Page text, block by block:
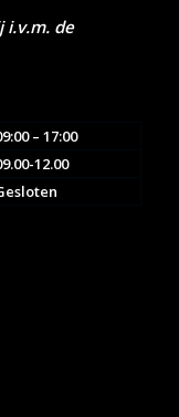
i.v.m. de
– 17:00
12.00